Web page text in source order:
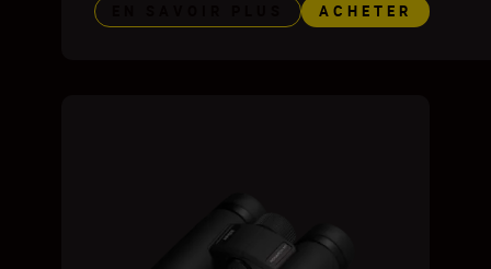
ACHETER